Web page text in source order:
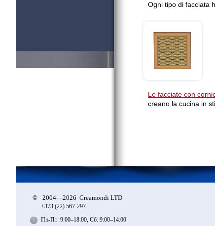
Ogni tipo di facciata
Le facciate con
creano la cucina in
© 2004—2026 Creamondi LTD
+373 (22) 567-297
Пн-Пт: 9:00–18:00, Сб: 9:00–14:00